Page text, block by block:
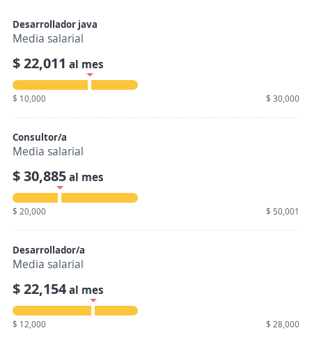
Desarrollador java
Media salarial
$ 22,011 al mes
$ 10,000 $ 30,000
Consultor/a
Media salarial
$ 30,885al mes
$ 20,000 $ 50,001
Desarrollador/a
Media salarial
$ 22,154al mes
$ 12,000 $ 28,000